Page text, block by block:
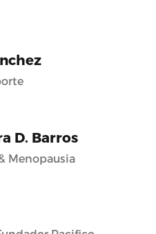
D. Barros
Menopausia